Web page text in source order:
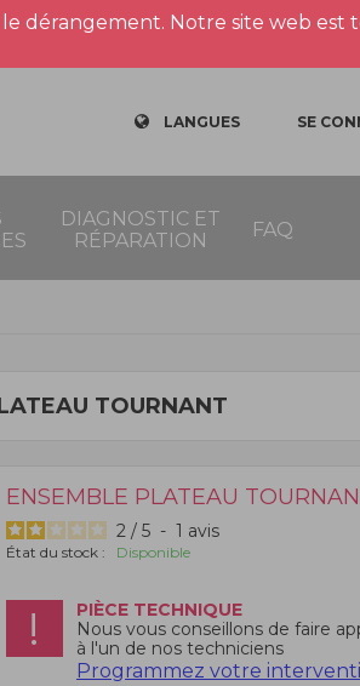
dérangement. Notre site web
LANGUES SE
DIAGNOSTIC ET
RÉPARATION
FAQ
TOURNANT
ENSEMBLE PLATEAU
2 / 5 - 1 avis
État du stock : Disponible
PIÈCE TECHNIQUE
Nous vous conseillons de faire
à l'un de nos techniciens
Programmez votre